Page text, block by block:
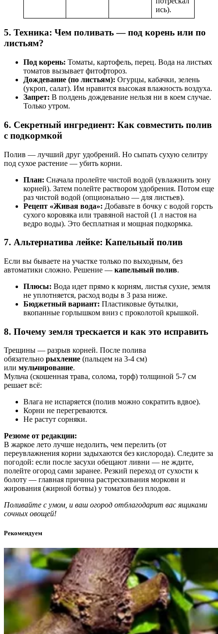
ись).
5. Техника: Чем поливать — под корень или по
листьям?
Под корень: Томаты, картофель, перец. Вода на листьях
томатов вызывает фитофтороз.
Дождевание (по листьям): Огурцы, кабачки, зелень
(укроп, салат). Им нравится высокая влажность воздуха.
Запрет: В полдень дождевание нельзя ни в коем случае.
Только утром.
6. Секретный ингредиент: Как совместить полив
с подкормкой
Полив — лучший друг удобрений. Но сыпать сухую селитру
под сухое растение — убить корни.
План: Сначала пролейте чистой водой (увлажнить зону
корней). Затем полейте раствором удобрения. Потом еще
раз чистой водой (опционально — для листьев).
Рецепт «Живая вода»: Добавьте в бочку с водой горсть
сухого коровяка или травяной настой (1 л настоя на
ведро воды). Это бесплатная и мощная подкормка.
7. Альтернатива лейке: Капельный полив
Если вы бываете на участке только по выходным, без
автоматики сложно. Решение — капельный полив.
Плюсы: Вода идет прямо к корням, листья сухие, земля
не уплотняется, расход воды в 3 раза ниже.
Бюджетный вариант: Пластиковые бутылки,
вкопанные горлышком вниз с проколотой крышкой.
8. Почему земля трескается и как это исправить
Трещины — разрыв корней. После полива
обязательно рыхление (пальцем на 3-4 см)
или мульчирование.
Мульча (скошенная трава, солома, торф) толщиной 5-7 см
решает всё:
Влага не испаряется (полив можно сократить вдвое).
Корни не перегреваются.
Не растут сорняки.
Резюме от редакции:
В жаркое лето лучше недолить, чем перелить (от
переувлажнения корни задыхаются без кислорода). Следите за
погодой: если после засухи обещают ливни — не ждите,
полейте огород сами заранее. Резкий переход от сухости к
болоту — главная причина растрескивания моркови и
жирования (жирной ботвы) у томатов без плодов.
Поливайте с умом, и ваш огород отблагодарит вас ящиками
сочных овощей!
Рекомендуем